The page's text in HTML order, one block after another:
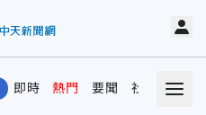
即時 熱門 要聞 社會 娛樂